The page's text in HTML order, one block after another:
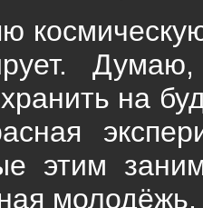
на
этим
молодёжь.